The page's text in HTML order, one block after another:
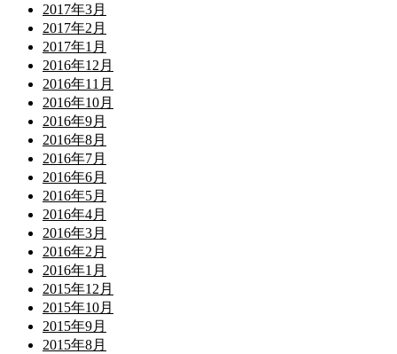
2017年3月
2017年2月
2017年1月
2016年12月
2016年11月
2016年10月
2016年9月
2016年8月
2016年7月
2016年6月
2016年5月
2016年4月
2016年3月
2016年2月
2016年1月
2015年12月
2015年10月
2015年9月
2015年8月